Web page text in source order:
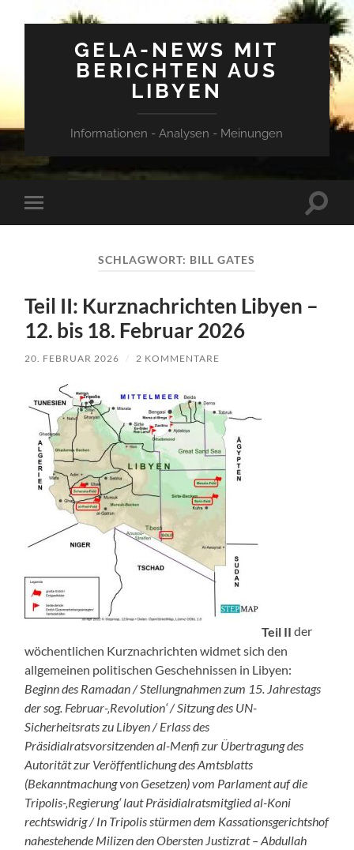
GELA-NEWS MIT
BERICHTEN AUS
LIBYEN
Informationen - Analysen - Meinungen
Mobile-
Menü
SCHLAGWORT: BILL GATES
Teil II: Kurznachrichten Libyen –
12. bis 18. Februar 2026
20. FEBRUAR 2026 / 2 KOMMENTARE
Teil II der
wöchentlichen Kurznachrichten widmet sich den
allgemeinen politischen Geschehnissen in Libyen:
Beginn des Ramadan / Stellungnahmen zum 15. Jahrestags
der sog. Februar-‚Revolution‘ / Sitzung des UN-
Sicherheitsrats zu Libyen / Erlass des
Präsidialratsvorsitzenden al-Menfi zur Übertragung des
Autorität zur Veröffentlichung des Amtsblatts
(Bekanntmachung von Gesetzen) vom Parlament auf die
Tripolis-‚Regierung‘ laut Präsidialratsmitglied al-Koni
rechtswidrig / In Tripolis stürmen dem Kassationsgerichtshof
nahestehende Milizen den Obersten Justizrat – Abdullah